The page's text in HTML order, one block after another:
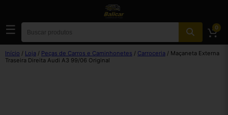
☰ 0
Início / Loja / Peças de Carros e Caminhonetes / Carroceria / Maçaneta Externa
Traseira Direita Audi A3 99/06 Original